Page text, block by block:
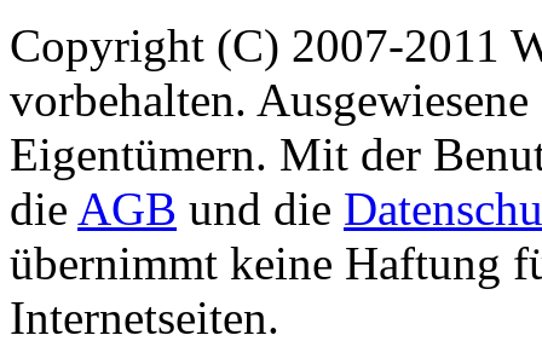
Copyright (C) 2007-2011
vorbehalten.
Eigentümern. Mit der
die AGB und die
übernimmt keine Haftung
Internetseiten.